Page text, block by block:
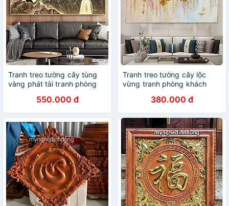
Tranh treo tường cây tùng
vàng phát tài tranh phòng
550.000 đ
Tranh treo tường cây lộc
vừng tranh phòng khách
380.000 đ